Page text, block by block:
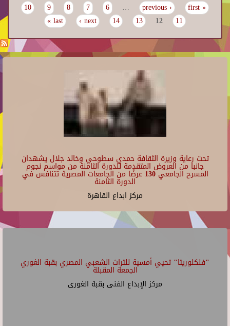
Pages
« first
‹ previous
…
6
7
8
9
10
11
12
13
14
next ›
last »
تحت رعاية وزيرة الثقافة حمدي سطوحي وخالد جلال يشهدان
جانبا من العروض المتقدمة للدورة الثامنة من مواسم نجوم
المسرح الجامعي 130 عرضًا من الجامعات المصرية تتنافس في
الدورة الثامنة
مركز ابداع القاهرة
"فلكلوريتا" تحيي أمسية للتراث الشعبي المصري بقبة الغوري
الجمعة المقبلة
مركز الإبداع الفنى بقبة الغورى